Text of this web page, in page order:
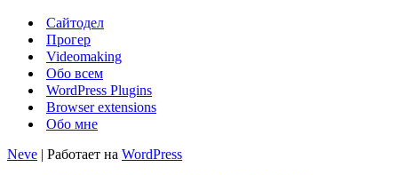
Сайтодел
Прогер
Videomaking
Обо всем
WordPress Plugins
Browser extensions
Обо мне
Neve | Работает на WordPress